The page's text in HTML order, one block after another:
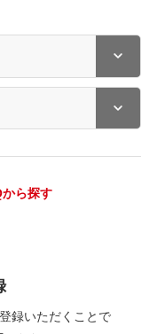
ら探す
録いただくことで